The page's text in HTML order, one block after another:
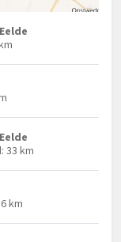
33 km
km